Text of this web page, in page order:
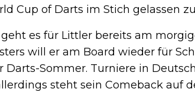
Cup of Darts im Stich gelassen
es für Littler bereits am
will er am Board wieder für
Darts-Sommer. Turniere in
steht sein Comeback auf